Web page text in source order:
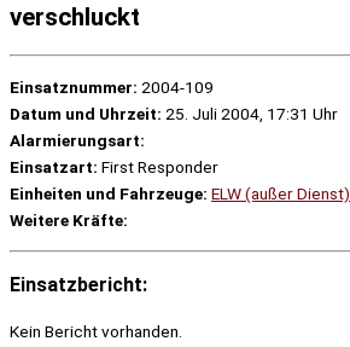
verschluckt
Einsatznummer: 2004-109
Datum und Uhrzeit: 25. Juli 2004, 17:31 Uhr
Alarmierungsart:
Einsatzart: First Responder
Einheiten und Fahrzeuge: ELW (außer Dienst)
Weitere Kräfte:
Einsatzbericht:
Kein Bericht vorhanden.